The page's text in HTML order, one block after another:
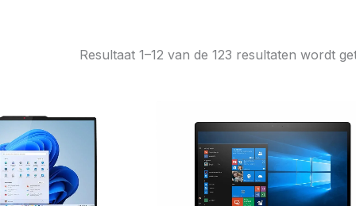
Resultaat 1–12 van de 123 resultaten wordt